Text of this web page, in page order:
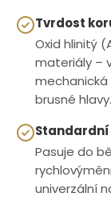
Tvrdost
Oxid hlinitý
materiály –
brusné hlavy.
Standardní
Pasuje do
univerzální